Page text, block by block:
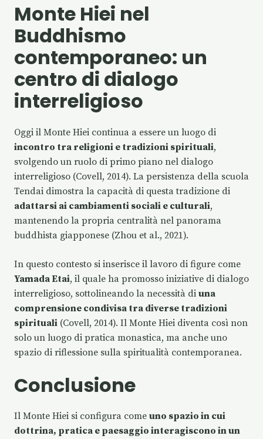
Monte Hiei nel
Buddhismo
contemporaneo: un
centro di dialogo
interreligioso
Oggi il Monte Hiei continua a essere un luogo di
incontro tra religioni e tradizioni spirituali,
svolgendo un ruolo di primo piano nel dialogo
interreligioso (Covell, 2014). La persistenza della scuola
Tendai dimostra la capacità di questa tradizione di
adattarsi ai cambiamenti sociali e culturali,
mantenendo la propria centralità nel panorama
buddhista giapponese (Zhou et al., 2021).
In questo contesto si inserisce il lavoro di figure come
Yamada Etai, il quale ha promosso iniziative di dialogo
interreligioso, sottolineando la necessità di una
comprensione condivisa tra diverse tradizioni
spirituali (Covell, 2014). Il Monte Hiei diventa così non
solo un luogo di pratica monastica, ma anche uno
spazio di riflessione sulla spiritualità contemporanea.
Conclusione
Il Monte Hiei si configura come uno spazio in cui
dottrina, pratica e paesaggio interagiscono in un